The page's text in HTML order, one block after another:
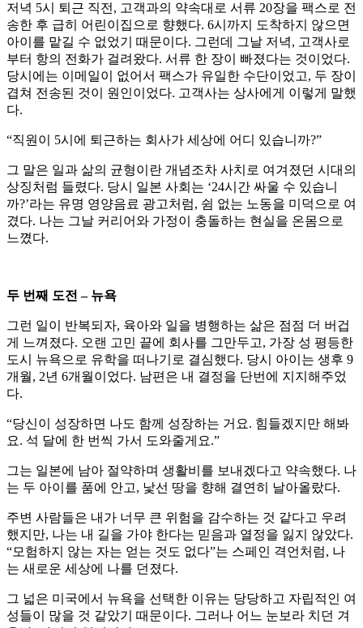
저녁 5시 퇴근 직전, 고객과의 약속대로 서류 20장을 팩스로 전
송한 후 급히 어린이집으로 향했다. 6시까지 도착하지 않으면
아이를 맡길 수 없었기 때문이다. 그런데 그날 저녁, 고객사로
부터 항의 전화가 걸려왔다. 서류 한 장이 빠졌다는 것이었다.
당시에는 이메일이 없어서 팩스가 유일한 수단이었고, 두 장이
겹쳐 전송된 것이 원인이었다. 고객사는 상사에게 이렇게 말했
다.
“직원이 5시에 퇴근하는 회사가 세상에 어디 있습니까?”
그 말은 일과 삶의 균형이란 개념조차 사치로 여겨졌던 시대의
상징처럼 들렸다. 당시 일본 사회는 ‘24시간 싸울 수 있습니
까?’라는 유명 영양음료 광고처럼, 쉼 없는 노동을 미덕으로 여
겼다. 나는 그날 커리어와 가정이 충돌하는 현실을 온몸으로
느꼈다.
두 번째 도전 – 뉴욕
그런 일이 반복되자, 육아와 일을 병행하는 삶은 점점 더 버겁
게 느껴졌다. 오랜 고민 끝에 회사를 그만두고, 가장 성 평등한
도시 뉴욕으로 유학을 떠나기로 결심했다. 당시 아이는 생후 9
개월, 2년 6개월이었다. 남편은 내 결정을 단번에 지지해주었
다.
“당신이 성장하면 나도 함께 성장하는 거요. 힘들겠지만 해봐
요. 석 달에 한 번씩 가서 도와줄게요.”
그는 일본에 남아 절약하며 생활비를 보내겠다고 약속했다. 나
는 두 아이를 품에 안고, 낯선 땅을 향해 결연히 날아올랐다.
주변 사람들은 내가 너무 큰 위험을 감수하는 것 같다고 우려
했지만, 나는 내 길을 가야 한다는 믿음과 열정을 잃지 않았다.
“모험하지 않는 자는 얻는 것도 없다”는 스페인 격언처럼, 나
는 새로운 세상에 나를 던졌다.
그 넓은 미국에서 뉴욕을 선택한 이유는 당당하고 자립적인 여
성들이 많을 것 같았기 때문이다. 그러나 어느 눈보라 치던 겨